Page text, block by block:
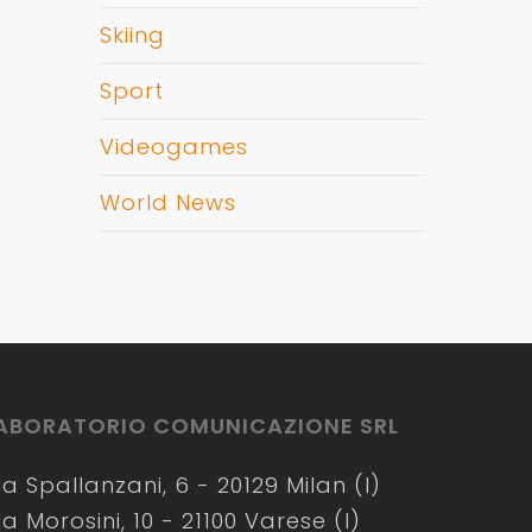
Skiing
Sport
Videogames
World News
COMUNICAZIONE SRL
Spallanzani, 6 - 20129 Milan (I)
Morosini, 10 - 21100 Varese (I)